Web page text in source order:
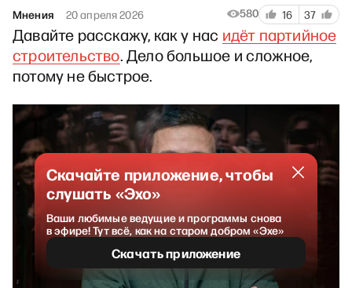
Мнения 20 апреля 2026 580 16 37
Давайте расскажу, как у нас идёт партийное
строительство. Дело большое и сложное,
потому не быстрое.
Скачайте приложение, чтобы
слушать «Эхо»
Ваши любимые ведущие и программы снова
в эфире! Тут всё, как на старом добром «Эхе»
Скачать приложение